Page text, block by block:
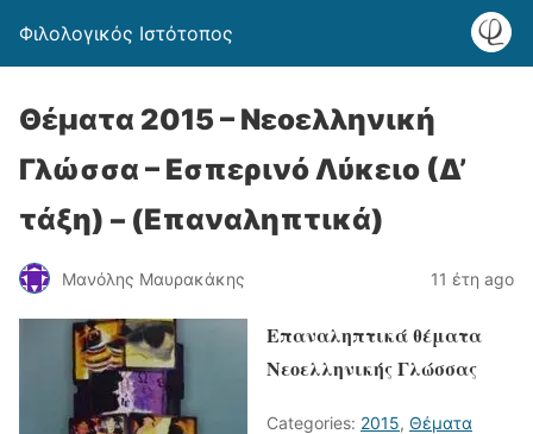
Φιλολογικός Ιστότοπος
Θέματα 2015 – Νεοελληνική
Γλώσσα – Εσπερινό Λύκειο (Δ’
τάξη) – (Επαναληπτικά)
Μανόλης Μαυρακάκης 11 έτη ago
Επαναληπτικά θέματα
Νεοελληνικής Γλώσσας
Categories: 2015, Θέματα